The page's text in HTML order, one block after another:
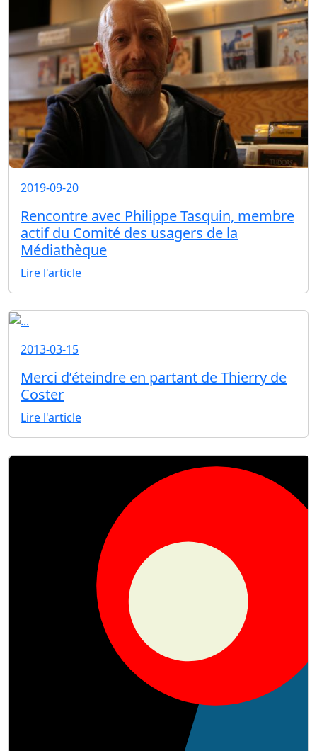
2019-09-20
Rencontre avec Philippe Tasquin, membre
actif du Comité des usagers de la
Médiathèque
Lire l'article
2013-03-15
Merci d’éteindre en partant de Thierry de
Coster
Lire l'article